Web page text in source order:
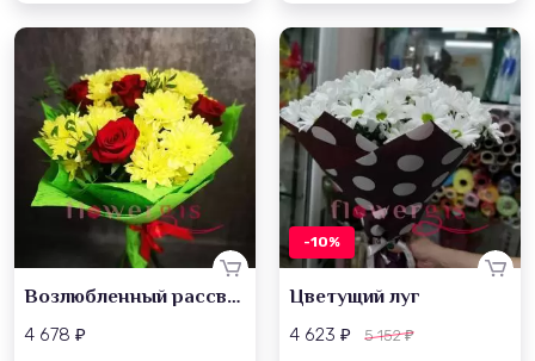
Возлюбленный рассвет
4 678 ₽
-10%
Цветущий луг
4 623 ₽ 5 152₽